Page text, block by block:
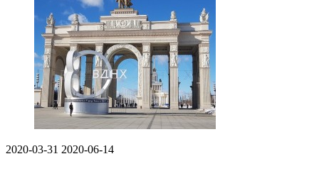
2020-03-31 2020-06-14